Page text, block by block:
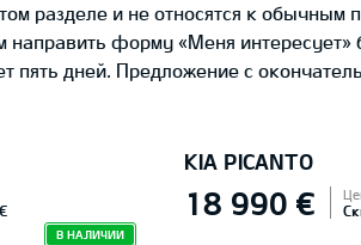
разделе и не относятся к обычным
направить форму «Меня
пять дней. Предложение с
В НАЛИЧИИ
KIA PICANTO
18 990 €